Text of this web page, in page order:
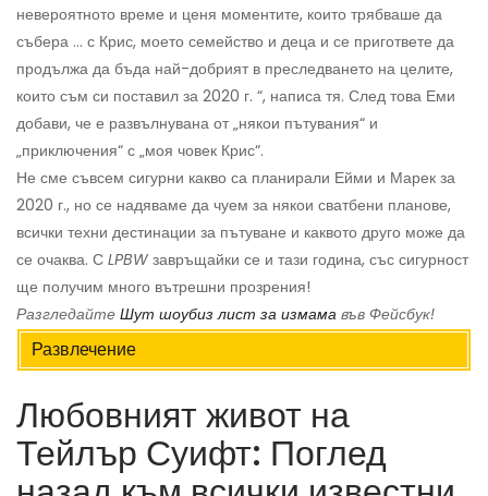
невероятното време и ценя моментите, които трябваше да
събера ... с Крис, моето семейство и деца и се пригответе да
продължа да бъда най-добрият в преследването на целите,
които съм си поставил за 2020 г. “, написа тя. След това Еми
добави, че е развълнувана от „някои пътувания“ и
„приключения“ с „моя човек Крис“.
Не сме съвсем сигурни какво са планирали Ейми и Марек за
2020 г., но се надяваме да чуем за някои сватбени планове,
всички техни дестинации за пътуване и каквото друго може да
се очаква. С LPBW завръщайки се и тази година, със сигурност
ще получим много вътрешни прозрения!
Разгледайте Шут шоубиз лист за измама във Фейсбук!
Развлечение
Любовният живот на
Тейлър Суифт: Поглед